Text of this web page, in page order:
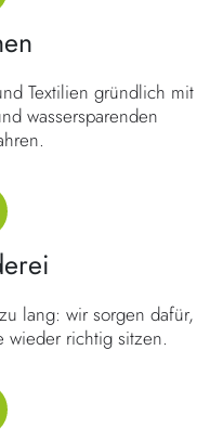
Textilien gründlich mit
wassersparenden
lang: wir sorgen dafür,
wieder richtig sitzen.